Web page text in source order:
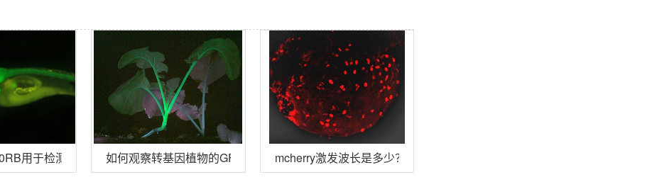
用于检测钙黄绿素在鱼的表达如何观察转基因植物的GFP发光？mcherry激发波长是多少？